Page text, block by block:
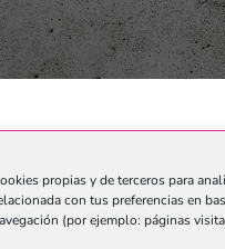
propias y de terceros para
con tus preferencias en
(por ejemplo: páginas